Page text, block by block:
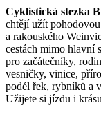
Cyklistická stezka
chtějí užít
a rakouského
cestách mimo hlavní
pro začátečníky,
vesničky, vinice,
podél řek, rybníků a
Užijete si jízdu i